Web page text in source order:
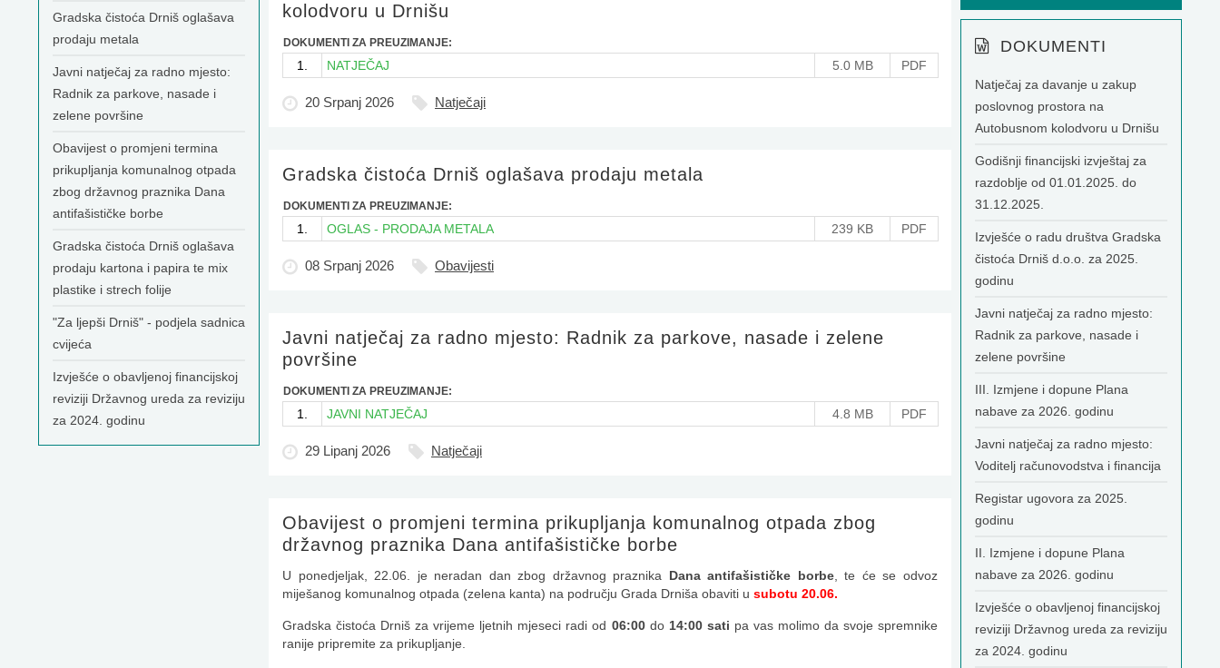
kolodvoru u Drnišu
DOKUMENTI ZA PREUZIMANJE:
1. NATJEČAJ 5.0 MB PDF
20 Srpanj 2026 Natječaji
Gradska čistoća Drniš oglašava prodaju metala
DOKUMENTI ZA PREUZIMANJE:
1. OGLAS - PRODAJA METALA 239 KB PDF
08 Srpanj 2026 Obavijesti
Javni natječaj za radno mjesto: Radnik za parkove, nasade i zelene
površine
DOKUMENTI ZA PREUZIMANJE:
1. JAVNI NATJEČAJ 4.8 MB PDF
29 Lipanj 2026 Natječaji
Obavijest o promjeni termina prikupljanja komunalnog otpada zbog
državnog praznika Dana antifašističke borbe
U ponedjeljak, 22.06. je neradan dan zbog državnog praznika Dana antifašističke borbe, te će se odvoz
miješanog komunalnog otpada (zelena kanta) na području Grada Drniša obaviti u subotu 20.06.
Gradska čistoća Drniš za vrijeme ljetnih mjeseci radi od 06:00do 14:00 sati pa vas molimo da svoje spremnike
ranije pripremite za prikupljanje.
Gradska čistoća Drniš oglašava
prodaju metala
Javni natječaj za radno mjesto:
Radnik za parkove, nasade i
zelene površine
Obavijest o promjeni termina
prikupljanja komunalnog otpada
zbog državnog praznika Dana
antifašističke borbe
Gradska čistoća Drniš oglašava
prodaju kartona i papira te mix
plastike i strech folije
"Za ljepši Drniš" - podjela sadnica
cvijeća
Izvješće o obavljenoj financijskoj
reviziji Državnog ureda za reviziju
za 2024. godinu
DOKUMENTI
Natječaj za davanje u zakup
poslovnog prostora na
Autobusnom kolodvoru u Drnišu
Godišnji financijski izvještaj za
razdoblje od 01.01.2025. do
31.12.2025.
Izvješće o radu društva Gradska
čistoća Drniš d.o.o. za 2025.
godinu
Javni natječaj za radno mjesto:
Radnik za parkove, nasade i
zelene površine
III. Izmjene i dopune Plana
nabave za 2026. godinu
Javni natječaj za radno mjesto:
Voditelj računovodstva i financija
Registar ugovora za 2025.
godinu
II. Izmjene i dopune Plana
nabave za 2026. godinu
Izvješće o obavljenoj financijskoj
reviziji Državnog ureda za reviziju
za 2024. godinu